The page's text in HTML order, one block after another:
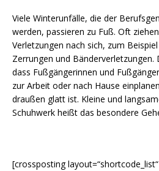
Viele Winterunfälle, die der
werden, passieren zu Fuß. Oft
Verletzungen nach sich, zum
Zerrungen und Bänderverletzungen.
dass Fußgängerinnen und
zur Arbeit oder nach Hause
draußen glatt ist. Kleine und
Schuhwerk heißt das besondere
[crossposting